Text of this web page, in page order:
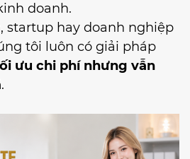
doanh.
startup hay doanh nghiệp
tôi luôn có giải pháp
ưu chi phí nhưng vẫn
.